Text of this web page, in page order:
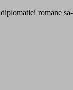
romane